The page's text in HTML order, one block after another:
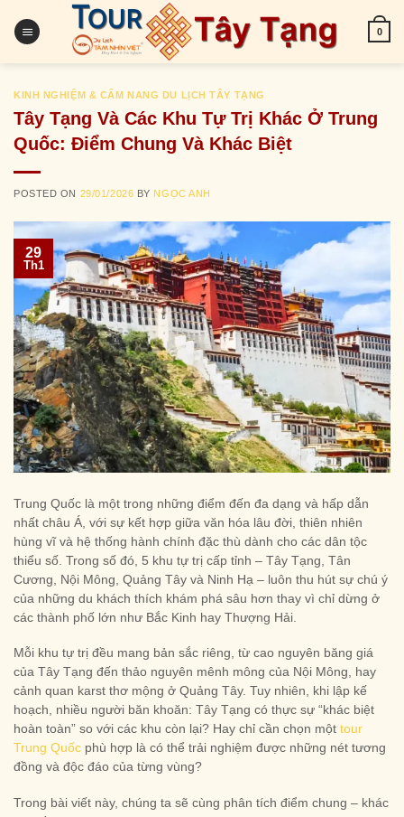
0
KINH NGHIỆM & CẨM NANG DU LỊCH TÂY TẠNG
Tây Tạng Và Các Khu Tự Trị Khác Ở Trung
Quốc: Điểm Chung Và Khác Biệt
POSTED ON 29/01/2026 BY NGỌC ANH
29
Th1
Trung Quốc là một trong những điểm đến đa dạng và hấp dẫn
nhất châu Á, với sự kết hợp giữa văn hóa lâu đời, thiên nhiên
hùng vĩ và hệ thống hành chính đặc thù dành cho các dân tộc
thiểu số. Trong số đó, 5 khu tự trị cấp tỉnh – Tây Tạng, Tân
Cương, Nội Mông, Quảng Tây và Ninh Hạ – luôn thu hút sự chú ý
của những du khách thích khám phá sâu hơn thay vì chỉ dừng ở
các thành phố lớn như Bắc Kinh hay Thượng Hải.
Mỗi khu tự trị đều mang bản sắc riêng, từ cao nguyên băng giá
của Tây Tạng đến thảo nguyên mênh mông của Nội Mông, hay
cảnh quan karst thơ mộng ở Quảng Tây. Tuy nhiên, khi lập kế
hoạch, nhiều người băn khoăn: Tây Tạng có thực sự “khác biệt
hoàn toàn” so với các khu còn lại? Hay chỉ cần chọn một tour
Trung Quốc phù hợp là có thể trải nghiệm được những nét tương
đồng và độc đáo của từng vùng?
Trong bài viết này, chúng ta sẽ cùng phân tích điểm chung – khác